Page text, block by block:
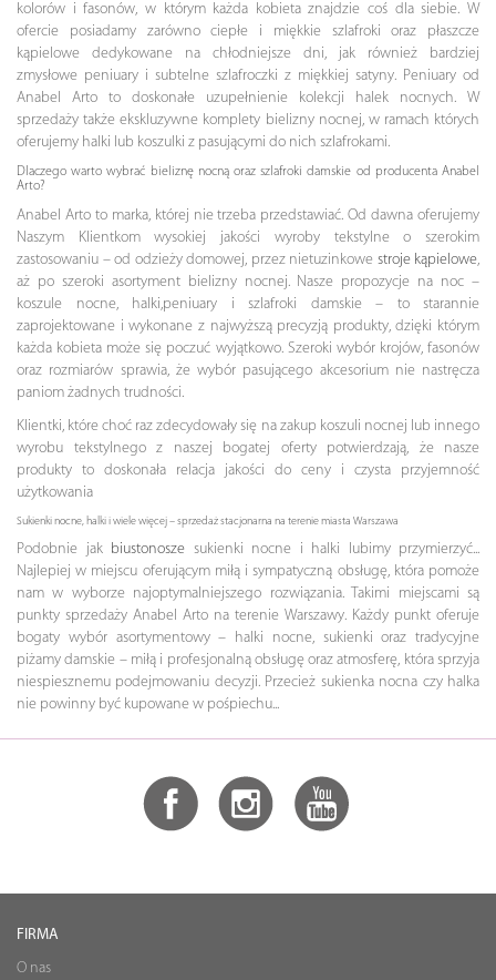
kolorów i fasonów, w którym każda kobieta znajdzie coś dla siebie. W
ofercie posiadamy zarówno ciepłe i miękkie szlafroki oraz płaszcze
kąpielowe dedykowane na chłodniejsze dni, jak również bardziej
zmysłowe peniuary i subtelne szlafroczki z miękkiej satyny. Peniuary od
Anabel Arto to doskonałe uzupełnienie kolekcji halek nocnych. W
sprzedaży także ekskluzywne komplety bielizny nocnej, w ramach których
oferujemy halki lub koszulki z pasującymi do nich szlafrokami.
Dlaczego warto wybrać bieliznę nocną oraz szlafroki damskie od producenta Anabel
Arto?
Anabel Arto to marka, której nie trzeba przedstawiać. Od dawna oferujemy
Naszym Klientkom wysokiej jakości wyroby tekstylne o szerokim
zastosowaniu – od odzieży domowej, przez nietuzinkowe stroje kąpielowe,
aż po szeroki asortyment bielizny nocnej. Nasze propozycje na noc –
koszule nocne, halki,peniuary i szlafroki damskie – to starannie
zaprojektowane i wykonane z najwyższą precyzją produkty, dzięki którym
każda kobieta może się poczuć wyjątkowo. Szeroki wybór krojów, fasonów
oraz rozmiarów sprawia, że wybór pasującego akcesorium nie nastręcza
paniom żadnych trudności.
Klientki, które choć raz zdecydowały się na zakup koszuli nocnej lub innego
wyrobu tekstylnego z naszej bogatej oferty potwierdzają, że nasze
produkty to doskonała relacja jakości do ceny i czysta przyjemność
użytkowania
Sukienki nocne, halki i wiele więcej – sprzedaż stacjonarna na terenie miasta Warszawa
Podobnie jak biustonosze sukienki nocne i halki lubimy przymierzyć...
Najlepiej w miejscu oferującym miłą i sympatyczną obsługę, która pomoże
nam w wyborze najoptymalniejszego rozwiązania. Takimi miejscami są
punkty sprzedaży Anabel Arto na terenie Warszawy. Każdy punkt oferuje
bogaty wybór asortymentowy – halki nocne, sukienki oraz tradycyjne
piżamy damskie – miłą i profesjonalną obsługę oraz atmosferę, która sprzyja
niespiesznemu podejmowaniu decyzji. Przecież sukienka nocna czy halka
nie powinny być kupowane w pośpiechu...
FIRMA
O nas